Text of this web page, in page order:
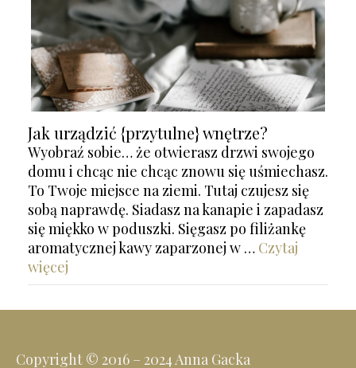
Jak urządzić {przytulne} wnętrze?
Wyobraź sobie… że otwierasz drzwi swojego
domu i chcąc nie chcąc znowu się uśmiechasz.
To Twoje miejsce na ziemi. Tutaj czujesz się
sobą naprawdę. Siadasz na kanapie i zapadasz
się miękko w poduszki. Sięgasz po filiżankę
aromatycznej kawy zaparzonej w … Czytaj
więcej
Copyright © 2016 – 2024 Anna Gacka